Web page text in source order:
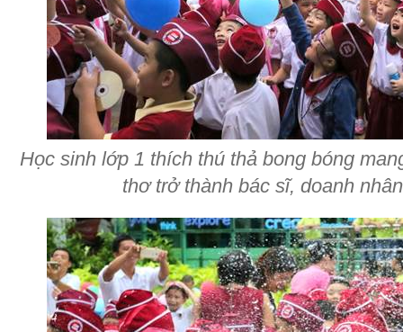
Học sinh lớp 1 thích thú thả bong bóng
thơ trở thành bác sĩ, doanh